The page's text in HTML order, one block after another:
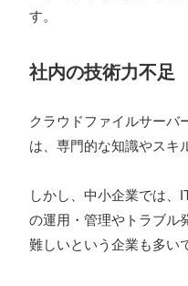
す。
社内の技術力不足
クラウドファイルサーバ
は、専門的な知識やスキ
しかし、中小企業では、
の運用・管理やトラブル
難しいという企業も多い